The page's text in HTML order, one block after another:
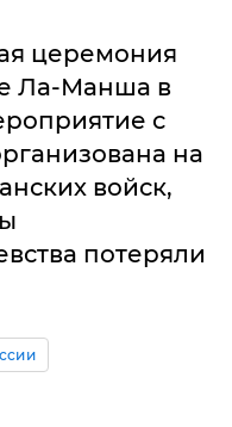
церемония
Ла-Манша в
с
на
войск,
потеряли